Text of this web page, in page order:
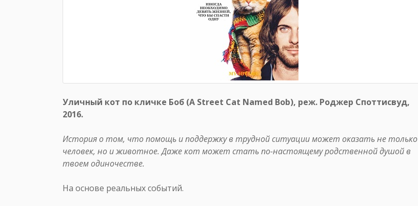
Уличный кот по кличке Боб (A Street Cat Named Bob), реж. Роджер Споттисвуд,
2016.
История о том, что помощь и поддержку в трудной ситуации может оказать не только
человек, но и животное. Даже кот может стать по-настоящему родственной душой в
твоем одиночестве.
На основе реальных событий.